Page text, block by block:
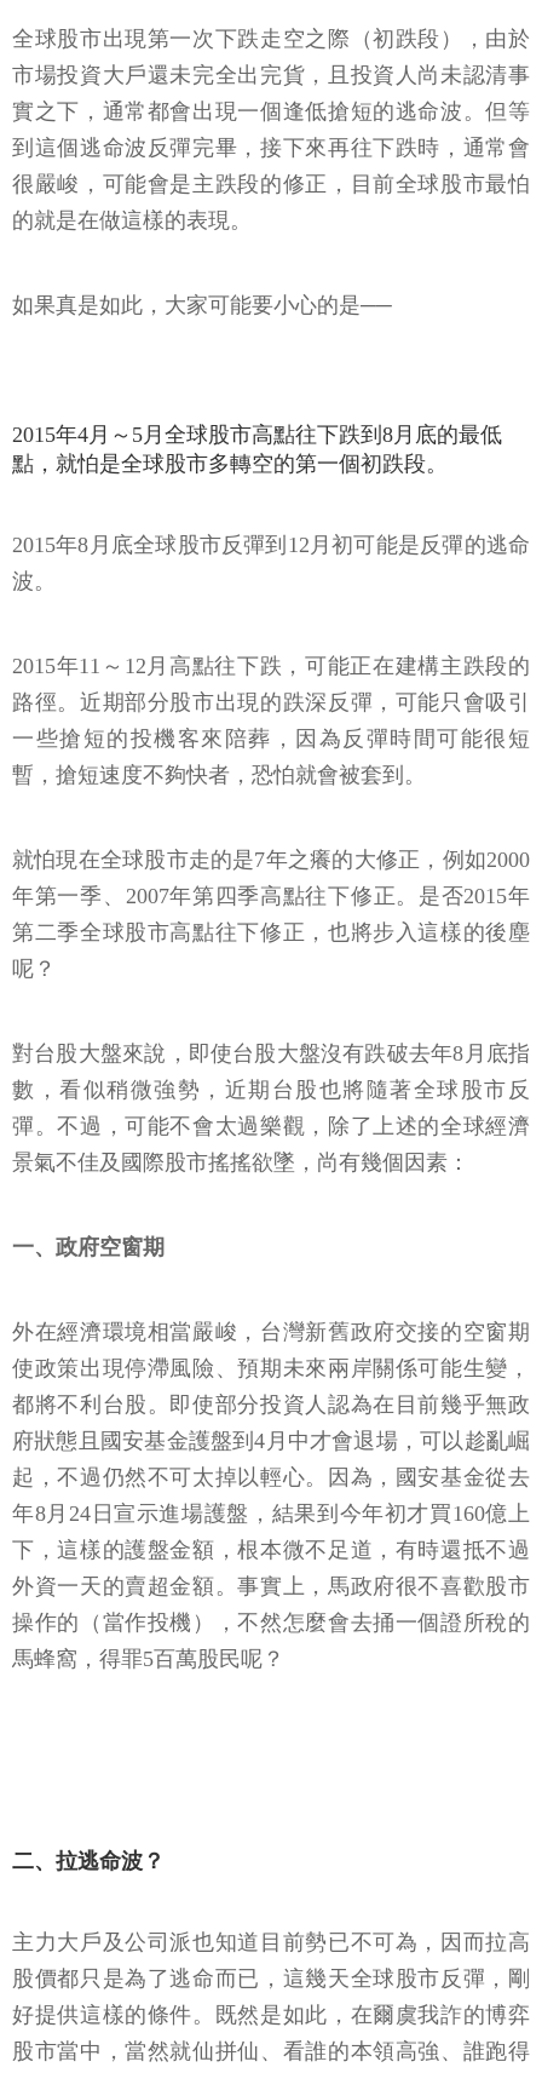
全球股市出現第一次下跌走空之際（初跌段），由於
市場投資大戶還未完全出完貨，且投資人尚未認清事
實之下，通常都會出現一個逢低搶短的逃命波。但等
到這個逃命波反彈完畢，接下來再往下跌時，通常會
很嚴峻，可能會是主跌段的修正，目前全球股市最怕
的就是在做這樣的表現。
如果真是如此，大家可能要小心的是──
2015年4月～5月全球股市高點往下跌到8月底的最低
點，就怕是全球股市多轉空的第一個初跌段。
2015年8月底全球股市反彈到12月初可能是反彈的逃命
波。
2015年11～12月高點往下跌，可能正在建構主跌段的
路徑。近期部分股市出現的跌深反彈，可能只會吸引
一些搶短的投機客來陪葬，因為反彈時間可能很短
暫，搶短速度不夠快者，恐怕就會被套到。
就怕現在全球股市走的是7年之癢的大修正，例如2000
年第一季、2007年第四季高點往下修正。是否2015年
第二季全球股市高點往下修正，也將步入這樣的後塵
呢？
對台股大盤來說，即使台股大盤沒有跌破去年8月底指
數，看似稍微強勢，近期台股也將隨著全球股市反
彈。不過，可能不會太過樂觀，除了上述的全球經濟
景氣不佳及國際股市搖搖欲墜，尚有幾個因素：
一、政府空窗期
外在經濟環境相當嚴峻，台灣新舊政府交接的空窗期
使政策出現停滯風險、預期未來兩岸關係可能生變，
都將不利台股。即使部分投資人認為在目前幾乎無政
府狀態且國安基金護盤到4月中才會退場，可以趁亂崛
起，不過仍然不可太掉以輕心。因為，國安基金從去
年8月24日宣示進場護盤，結果到今年初才買160億上
下，這樣的護盤金額，根本微不足道，有時還抵不過
外資一天的賣超金額。事實上，馬政府很不喜歡股市
操作的（當作投機），不然怎麼會去捅一個證所稅的
馬蜂窩，得罪5百萬股民呢？
二、拉逃命波？
主力大戶及公司派也知道目前勢已不可為，因而拉高
股價都只是為了逃命而已，這幾天全球股市反彈，剛
好提供這樣的條件。既然是如此，在爾虞我詐的博弈
股市當中，當然就仙拼仙、看誰的本領高強、誰跑得